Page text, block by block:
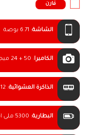
قارن
الشاشة: 6.71 بوصة
الكاميرا: 50 + 24 ميجا بكسل
الذاكرة العشوائية: 12 جيجابايت
البطارية: 5300 ملى امبير